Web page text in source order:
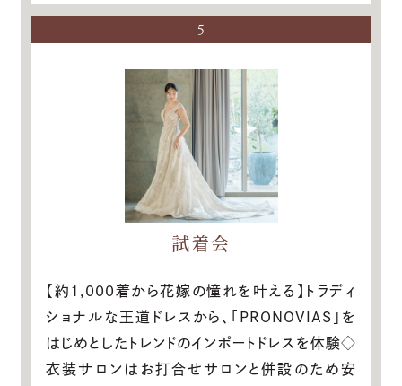
5
試着会
【約1,000着から花嫁の憧れを叶える】トラディ
ショナルな王道ドレスから、「PRONOVIAS」を
はじめとしたトレンドのインポートドレスを体験◇
衣装サロンはお打合せサロンと併設のため安